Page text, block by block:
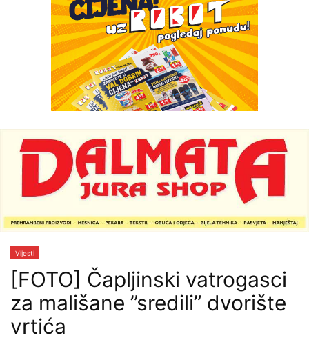
Vijesti
[FOTO] Čapljinski vatrogasci
za mališane ”sredili” dvorište
vrtića